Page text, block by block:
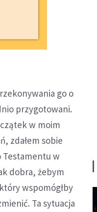
go o
przygotowani.
w moim
zdałem sobie
Testamentu w
dobra, żebym
wspomógłby
Ta sytuacja